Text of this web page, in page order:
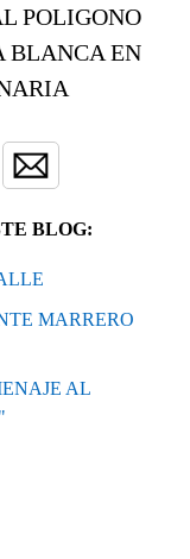
POLIGONO
BLANCA EN
BLOG:
MARRERO
AL